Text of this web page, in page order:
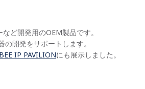
ど開発用のOEM製品です。
開発をサポートします。
IP PAVILIONにも展示しました。